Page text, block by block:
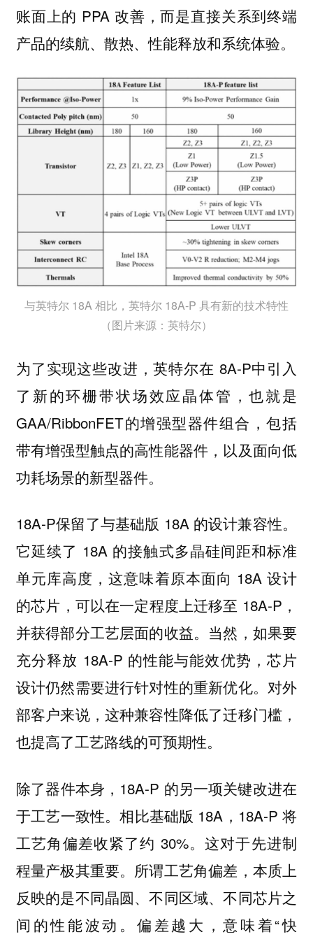
账面上的 PPA 改善，而是直接关系到终端
产品的续航、散热、性能释放和系统体验。
与英特尔 18A 相比，英特尔 18A-P 具有新的技术特性
（图片来源：英特尔）
为了实现这些改进，英特尔在 8A-P中引入
了新的环栅带状场效应晶体管，也就是
GAA/RibbonFET的增强型器件组合，包括
带有增强型触点的高性能器件，以及面向低
功耗场景的新型器件。
18A-P保留了与基础版 18A 的设计兼容性。
它延续了 18A 的接触式多晶硅间距和标准
单元库高度，这意味着原本面向 18A 设计
的芯片，可以在一定程度上迁移至 18A-P，
并获得部分工艺层面的收益。当然，如果要
充分释放 18A-P 的性能与能效优势，芯片
设计仍然需要进行针对性的重新优化。对外
部客户来说，这种兼容性降低了迁移门槛，
也提高了工艺路线的可预期性。
除了器件本身，18A-P 的另一项关键改进在
于工艺一致性。相比基础版 18A，18A-P 将
工艺角偏差收紧了约 30%。这对于先进制
程量产极其重要。所谓工艺角偏差，本质上
反映的是不同晶圆、不同区域、不同芯片之
间的性能波动。偏差越大，意味着“快